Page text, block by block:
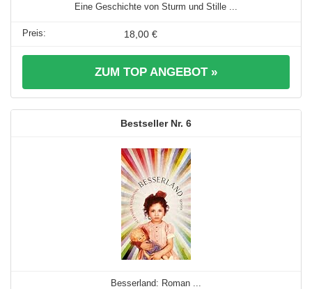
Eine Geschichte von Sturm und Stille ...
18,00 €
ZUM TOP ANGEBOT »
6
Besserland: Roman ...